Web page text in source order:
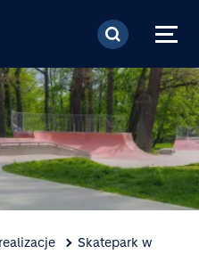
Przejdź do treści
Skatepark w